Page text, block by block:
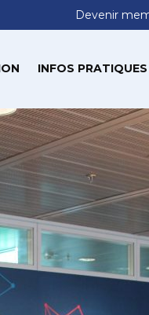
Devenir
INFOS PRATIQUES